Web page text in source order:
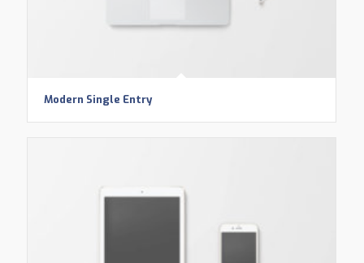
Modern Single Entry